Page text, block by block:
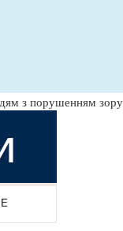
з порушенням зору